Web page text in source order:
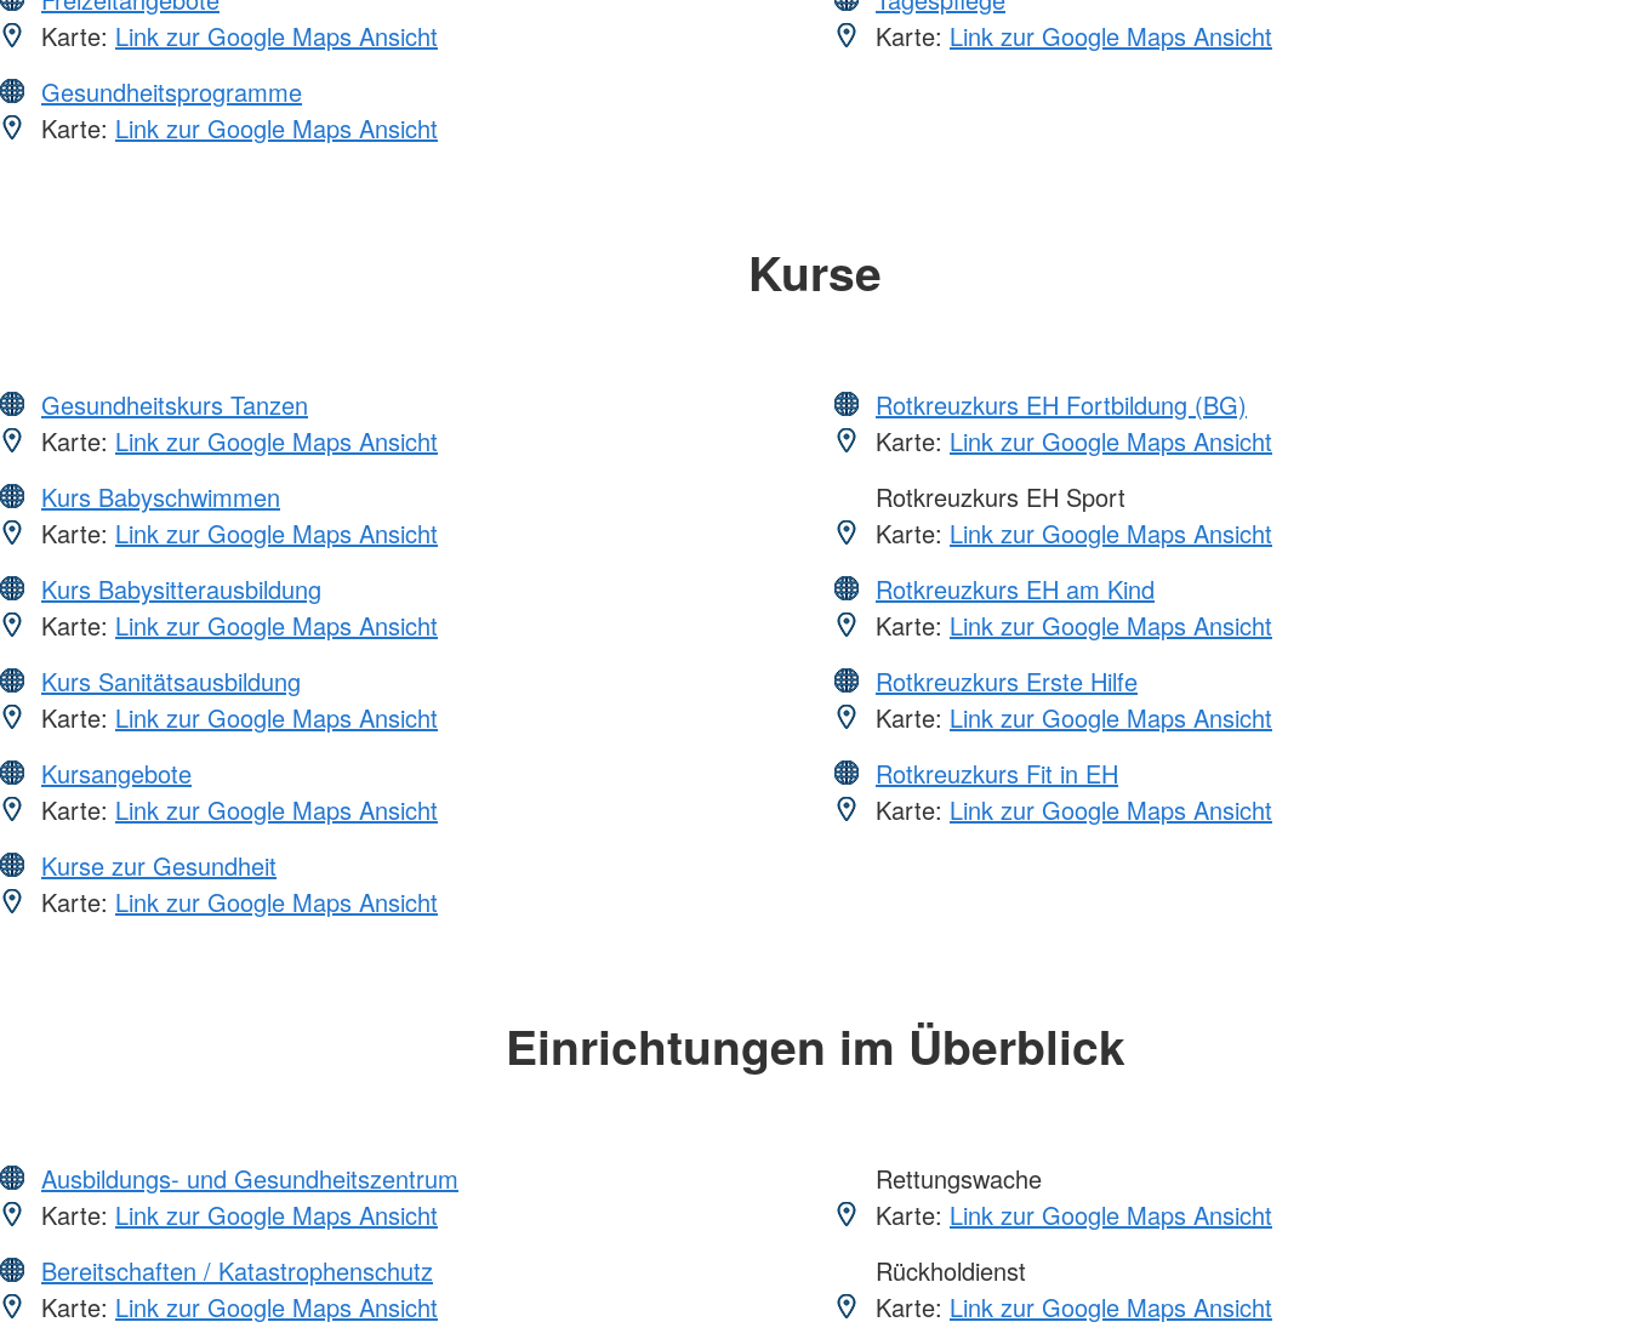
Karte: Link zur Google Maps Ansicht
Gesundheitsprogramme
Karte: Link zur Google Maps Ansicht
Karte: Link zur Google Maps Ansicht
Kurse
Gesundheitskurs Tanzen
Karte: Link zur Google Maps Ansicht
Kurs Babyschwimmen
Karte: Link zur Google Maps Ansicht
Kurs Babysitterausbildung
Karte: Link zur Google Maps Ansicht
Kurs Sanitätsausbildung
Karte: Link zur Google Maps Ansicht
Kursangebote
Karte: Link zur Google Maps Ansicht
Kurse zur Gesundheit
Karte: Link zur Google Maps Ansicht
Rotkreuzkurs EH Fortbildung (BG)
Karte: Link zur Google Maps Ansicht
Rotkreuzkurs EH Sport
Karte: Link zur Google Maps Ansicht
Rotkreuzkurs EH am Kind
Karte: Link zur Google Maps Ansicht
Rotkreuzkurs Erste Hilfe
Karte: Link zur Google Maps Ansicht
Rotkreuzkurs Fit in EH
Karte: Link zur Google Maps Ansicht
Einrichtungen im Überblick
Ausbildungs- und Gesundheitszentrum
Karte: Link zur Google Maps Ansicht
Bereitschaften / Katastrophenschutz
Karte: Link zur Google Maps Ansicht
Rettungswache
Karte: Link zur Google Maps Ansicht
Rückholdienst
Karte: Link zur Google Maps Ansicht